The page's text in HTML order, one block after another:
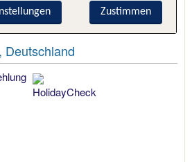
Autograph
Deutschland
Zustimmen